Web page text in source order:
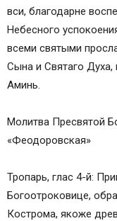
вси, благодарне
Небесного
всеми святыми
Сына и Святаго Духа,
Аминь.
Молитва Пресвятой
«Феодоровская»
Тропарь, глас 4-й:
Богоотроковице,
Кострома, якоже